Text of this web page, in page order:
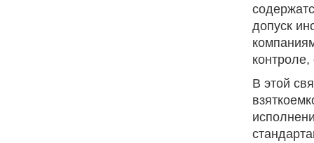
допуск
В этой